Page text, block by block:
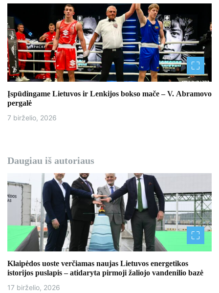
Įspūdingame Lietuvos ir Lenkijos bokso mače – V. Abramovo
pergalė
7 birželio, 2026
Daugiau iš autoriaus
Klaipėdos uoste verčiamas naujas Lietuvos energetikos
istorijos puslapis – atidaryta pirmoji žaliojo vandenilio bazė
17 birželio, 2026